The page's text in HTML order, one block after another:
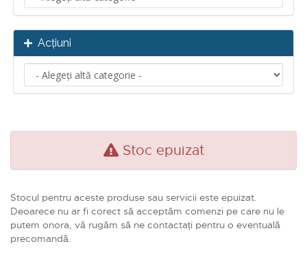
Acțiuni
Stoc epuizat
Stocul pentru aceste produse sau servicii este epuizat.
Deoarece nu ar fi corect să acceptăm comenzi pe care nu le
putem onora, vă rugăm să ne contactați pentru o eventuală
precomandă.